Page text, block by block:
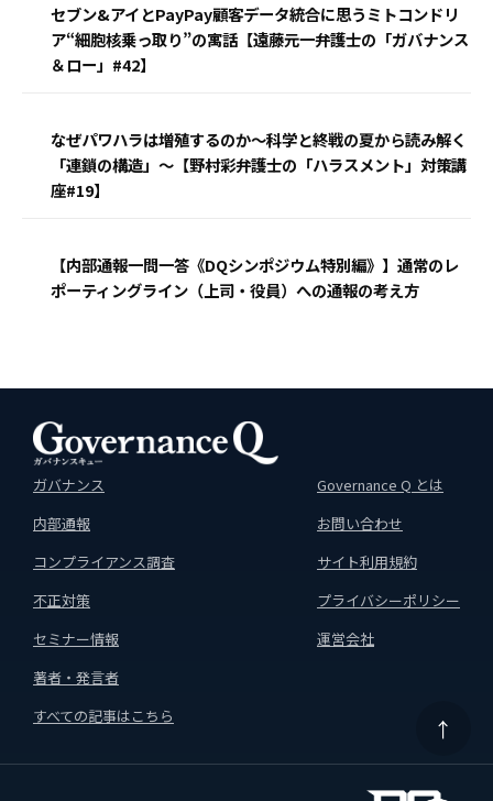
セブン&アイとPayPay顧客データ統合に思うミトコンドリ
ア“細胞核乗っ取り”の寓話【遠藤元一弁護士の「ガバナンス
＆ロー」#42】
なぜパワハラは増殖するのか〜科学と終戦の夏から読み解く
「連鎖の構造」〜【野村彩弁護士の「ハラスメント」対策講
座#19】
【内部通報一問一答《DQシンポジウム特別編》】通常のレ
ポーティングライン（上司・役員）への通報の考え方
↑
ガバナンス
内部通報
コンプライアンス調査
不正対策
セミナー情報
著者・発言者
すべての記事はこちら
Governance Q とは
お問い合わせ
サイト利用規約
プライバシーポリシー
運営会社